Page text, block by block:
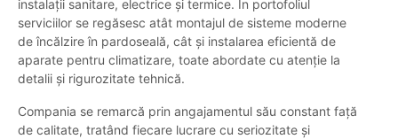
instalații sanitare, electrice și termice. În portofoliul
serviciilor se regăsesc atât montajul de sisteme moderne
de încălzire în pardoseală, cât și instalarea eficientă de
aparate pentru climatizare, toate abordate cu atenție la
detalii și rigurozitate tehnică.
Compania se remarcă prin angajamentul său constant față
de calitate, tratând fiecare lucrare cu seriozitate și